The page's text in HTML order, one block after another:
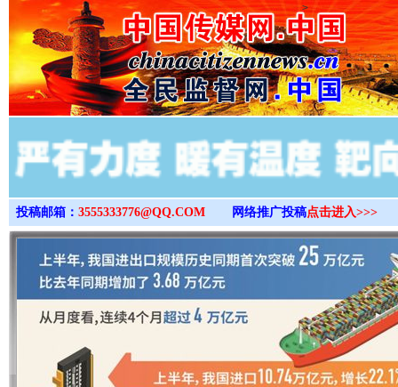
>
投稿邮箱： 3555333776@QQ.COM 网络推广投稿点击进入>>>